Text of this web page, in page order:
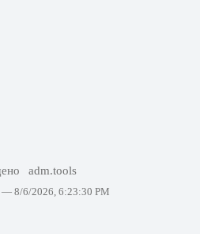
adm.tools
— 8/6/2026, 6:23:30 PM